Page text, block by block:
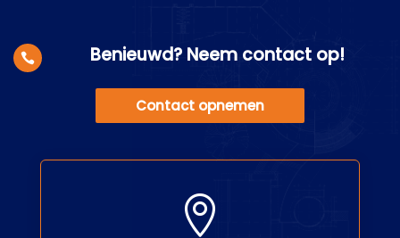
 Benieuwd? Neem contact op!
Contact opnemen
